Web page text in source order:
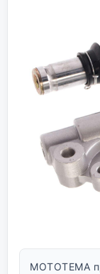
MOTOTEMA